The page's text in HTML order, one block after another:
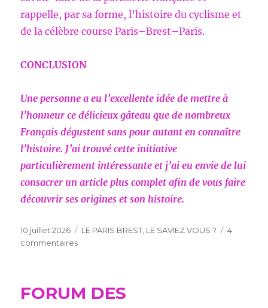
rappelle, par sa forme, l’histoire du cyclisme et
de la célèbre course Paris–Brest–Paris.
CONCLUSION
Une personne a eu l’excellente idée de mettre à
l’honneur ce délicieux gâteau que de nombreux
Français dégustent sans pour autant en connaître
l’histoire. J’ai trouvé cette initiative
particulièrement intéressante et j’ai eu envie de lui
consacrer un article plus complet afin de vous faire
découvrir ses origines et son histoire.
Publié
le
10 juillet 2026 Catégories
LE PARIS BREST, LE SAVIEZ VOUS ?
4
commentairessur
FORUM DES